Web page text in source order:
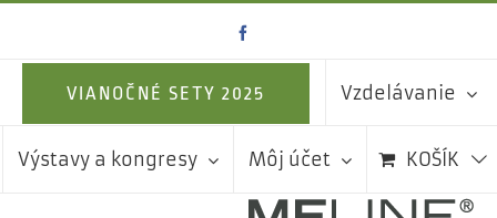
contentVIANOČNÉ SETY 2025 Vzdelávanie
Výstavy a kongresy Môj účet KOŠÍK